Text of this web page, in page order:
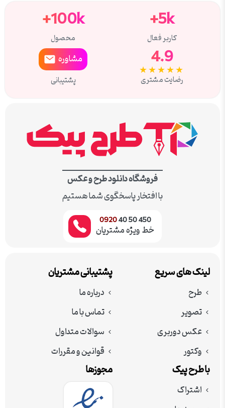
5k+
کاربر فعال
100k+
محصول
4.9
★★★★★
رضایت مشتری
مشاوره
پشتیبانی
فروشگاه دانلود طرح و عکس
با افتخار پاسخگوی شما هستیم
450 50 40
0920
خط ویژه مشتریان
لینک های سریع
طرح
تصویر
عکس دوربری
وکتور
پشتیبانی مشتریان
درباره ما
تماس با ما
سوالات متداول
قوانین و مقررات
با طرح پیک
اشتراک
مجوزها